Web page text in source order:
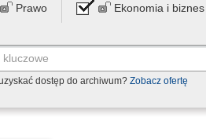
Prawo Ekonomia i biznes
dostęp do archiwum? Zobacz ofertę